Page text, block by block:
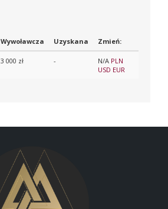
Wywoławcza Uzyskana Zmień:
3 000 zł - N/A PLN
USD EUR